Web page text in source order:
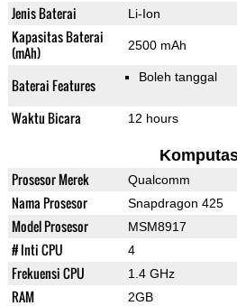
Jenis Baterai Li-Ion
Kapasitas Baterai
(mAh)
2500 mAh
Baterai Features Boleh tanggal
Waktu Bicara 12 hours
Prosesor Merek Qualcomm
Nama Prosesor Snapdragon 425
Model Prosesor MSM8917
# Inti CPU 4
Frekuensi CPU 1.4 GHz
RAM 2GB